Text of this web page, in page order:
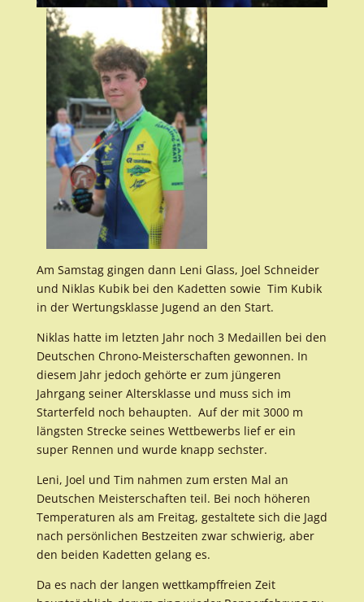
Am Samstag gingen dann Leni Glass, Joel Schneider
und Niklas Kubik bei den Kadetten sowie Tim Kubik
in der Wertungsklasse Jugend an den Start.
Niklas hatte im letzten Jahr noch 3 Medaillen bei den
Deutschen Chrono-Meisterschaften gewonnen. In
diesem Jahr jedoch gehörte er zum jüngeren
Jahrgang seiner Altersklasse und muss sich im
Starterfeld noch behaupten. Auf der mit 3000 m
längsten Strecke seines Wettbewerbs lief er ein
super Rennen und wurde knapp sechster.
Leni, Joel und Tim nahmen zum ersten Mal an
Deutschen Meisterschaften teil. Bei noch höheren
Temperaturen als am Freitag, gestaltete sich die Jagd
nach persönlichen Bestzeiten zwar schwierig, aber
den beiden Kadetten gelang es.
Da es nach der langen wettkampffreien Zeit